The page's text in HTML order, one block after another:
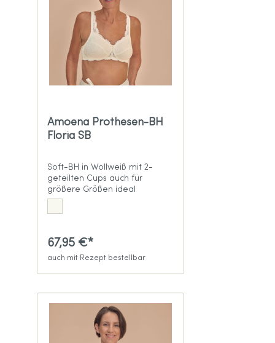
Amoena Prothesen-BH
Floria SB
Soft-BH in Wollweiß mit 2-
geteilten Cups auch für
größere Größen ideal
67,95 €*
auch mit Rezept bestellbar